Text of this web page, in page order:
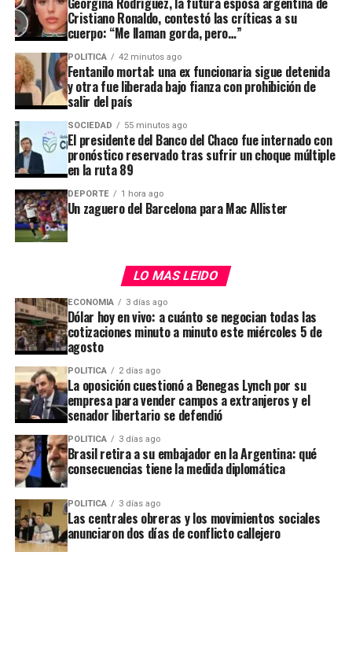
W
at
s
A
p
p
ce
b
o
o
k
el
e
gr
a
m
m
ail
o
py
Li
n
o
p
ar
Desregulaciones,
inversiones en tecnología y
apertura de la economía
fueron claves para el
aumento de la eficiencia de
la economía en su conjunto
La productividad laboral
puede mejorar aun cuando
la economía se achica. Si la
producción cae menos que
las horas trabajadas, el
cociente sube y la
productividad por hora
mejora dentro de un
contexto recesivo
Cristiano Ronaldo, contestó las críticas a su
cuerpo: “Me llaman gorda, pero…”
POLITICA 42 minutos ago
Fentanilo mortal: una ex funcionaria sigue detenida
y otra fue liberada bajo fianza con prohibición de
salir del país
SOCIEDAD 55 minutos ago
El presidente del Banco del Chaco fue internado con
pronóstico reservado tras sufrir un choque múltiple
en la ruta 89
DEPORTE 1 hora ago
Un zaguero del Barcelona para Mac Allister
LO MAS LEIDO
ECONOMIA 3 días ago
Dólar hoy en vivo: a cuánto se negocian todas las
cotizaciones minuto a minuto este miércoles 5 de
agosto
POLITICA 2 días ago
La oposición cuestionó a Benegas Lynch por su
empresa para vender campos a extranjeros y el
senador libertario se defendió
POLITICA 3 días ago
Brasil retira a su embajador en la Argentina: qué
consecuencias tiene la medida diplomática
POLITICA 3 días ago
Las centrales obreras y los movimientos sociales
anunciaron dos días de conflicto callejero